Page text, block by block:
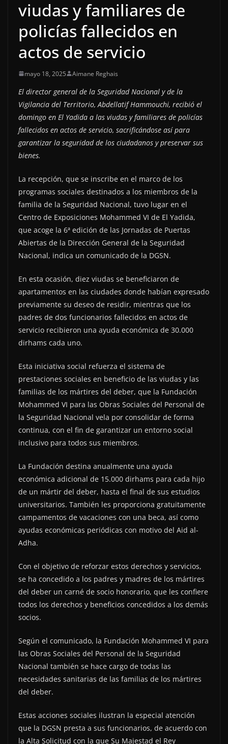
viudas y familiares de
policías fallecidos en
actos de servicio
mayo 18, 2025 Aimane Reghais
El director general de la Seguridad Nacional y de la
Vigilancia del Territorio, Abdellatif Hammouchi, recibió el
domingo en El Yadida a las viudas y familiares de policías
fallecidos en actos de servicio, sacrificándose así para
garantizar la seguridad de los ciudadanos y preservar sus
bienes.
La recepción, que se inscribe en el marco de los
programas sociales destinados a los miembros de la
familia de la Seguridad Nacional, tuvo lugar en el
Centro de Exposiciones Mohammed VI de El Yadida,
que acoge la 6ª edición de las Jornadas de Puertas
Abiertas de la Dirección General de la Seguridad
Nacional, indica un comunicado de la DGSN.
En esta ocasión, diez viudas se beneficiaron de
apartamentos en las ciudades donde habían expresado
previamente su deseo de residir, mientras que los
padres de dos funcionarios fallecidos en actos de
servicio recibieron una ayuda económica de 30.000
dirhams cada uno.
Esta iniciativa social refuerza el sistema de
prestaciones sociales en beneficio de las viudas y las
familias de los mártires del deber, que la Fundación
Mohammed VI para las Obras Sociales del Personal de
la Seguridad Nacional vela por consolidar de forma
continua, con el fin de garantizar un entorno social
inclusivo para todos sus miembros.
La Fundación destina anualmente una ayuda
económica adicional de 15.000 dirhams para cada hijo
de un mártir del deber, hasta el final de sus estudios
universitarios. También les proporciona gratuitamente
campamentos de vacaciones con una beca, así como
ayudas económicas periódicas con motivo del Aid al-
Adha.
Con el objetivo de reforzar estos derechos y servicios,
se ha concedido a los padres y madres de los mártires
del deber un carné de socio honorario, que les confiere
todos los derechos y beneficios concedidos a los demás
socios.
Según el comunicado, la Fundación Mohammed VI para
las Obras Sociales del Personal de la Seguridad
Nacional también se hace cargo de todas las
necesidades sanitarias de las familias de los mártires
del deber.
Estas acciones sociales ilustran la especial atención
que la DGSN presta a sus funcionarios, de acuerdo con
la Alta Solicitud con la que Su Majestad el Rey